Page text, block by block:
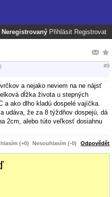
Neregistrovaný Přihlásit Registrovat
#9
a nejako neviem na ne nájsť
dĺžka života u stepných
a ako dlho kladú dospelé vajíčka.
udáva, že za 8 týždňov dospejú, dá
2cm, alebo túto veľkosť dosiahnu
(+0) Nesouhlasím (-0) Odpovědět